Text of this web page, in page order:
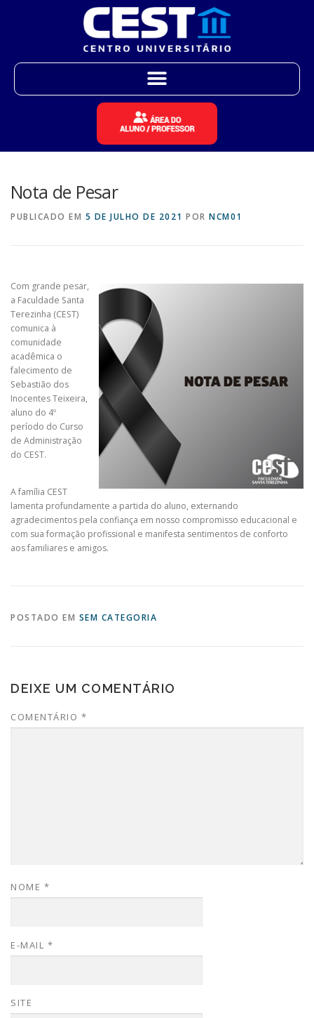
Nota de Pesar
PUBLICADO EM 5 DE JULHO DE 2021 POR NCM01
Com grande pesar,
a Faculdade Santa
Terezinha (CEST)
comunica à
comunidade
acadêmica o
falecimento de
Sebastião dos
Inocentes Teixeira,
aluno do 4º
período do Curso
de Administração
do CEST.
A família CEST
lamenta profundamente a partida do aluno, externando
agradecimentos pela confiança em nosso compromisso educacional e
com sua formação profissional e manifesta sentimentos de conforto
aos familiares e amigos.
POSTADO EM SEM CATEGORIA
DEIXE UM COMENTÁRIO
COMENTÁRIO *
NOME *
E-MAIL *
SITE